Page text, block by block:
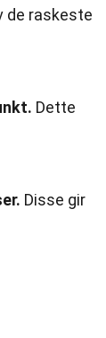
de raskeste
Dette
Disse gir